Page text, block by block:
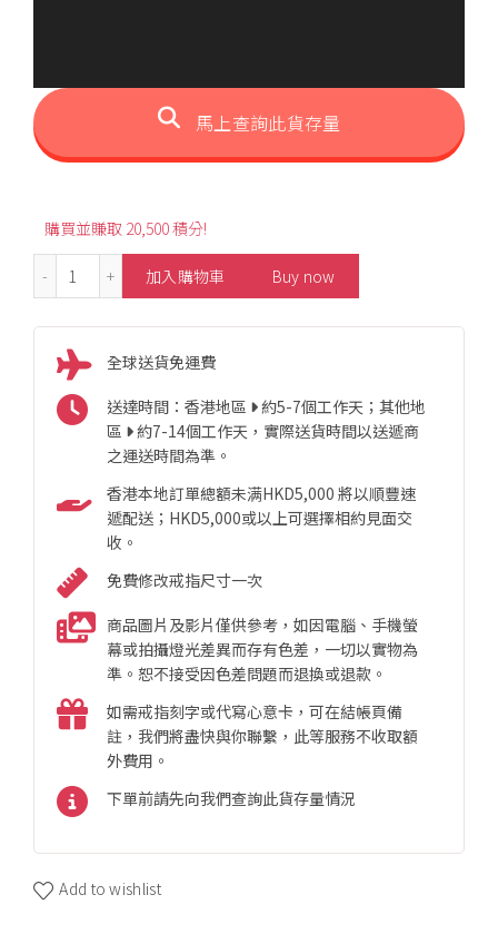
馬上查詢此貨存量
購買並賺取 20,500 積分!
4.95ct Cornflower Blue Sapphire Diamond Stud Earrings
加入購物車 Buy now
全球送貨免運費
送達時間：香港地區
約5-7個工作天；其他地
區
約7-14個工作天，實際送貨時間以送遞商
之運送時間為準。
香港本地訂單總額未满HKD5,000 將以順豐速
遞配送；HKD5,000或以上可選擇相約見面交
收。
免費修改戒指尺寸一次
商品圖片及影片僅供參考，如因電腦、手機螢
幕或拍攝燈光差異而存有色差，一切以實物為
準。恕不接受因色差問題而退換或退款。
如需戒指刻字或代寫心意卡，可在結帳頁備
註，我們將盡快與你聯繫，此等服務不收取額
外費用。
下單前請先向我們查詢此貨存量情況
Add to wishlist